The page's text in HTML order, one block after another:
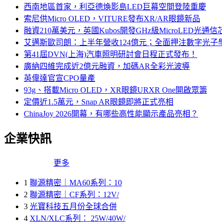
西南地區首家，利亞德煥影島LED巨幕空間登陸重慶
索尼供Micro OLED，VITURE發布XR/AR眼鏡新品
融資210萬美元，英國Kubos開發GHz級MicroLED光通信
艾邁斯歐司朗：上半年營收124億元；全面押注數字光子
第41屆DVN(上海)汽車照明研討會日程正式發布！
廣納四維完成近2億元融資，加碼AR全彩光波導
英偉達官宣CPO量產
93g、搭載Micro OLED，XR眼鏡URXR One開啟眾籌
定價近1.5萬元，Snap AR眼鏡即將正式亮相
ChinaJoy 2026開幕，有哪些高性能顯示產品亮相？
企業快訊
更多
1 聯源精密｜MA60系列：10
2 聯源精密｜CF系列：12V/
3 光寶科技五月份全球合併
4 XLN/XLC系列： 25W/40W/